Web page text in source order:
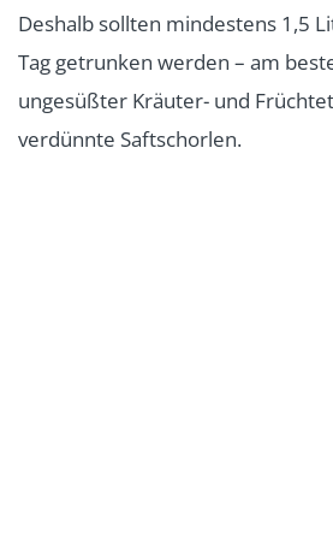
Deshalb sollten mindestens 1,5
Tag getrunken werden – am
ungesüßter Kräuter- und
verdünnte Saftschorlen.